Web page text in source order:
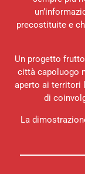
precostituite e
Un progetto
città capoluogo
aperto ai territori
di
La